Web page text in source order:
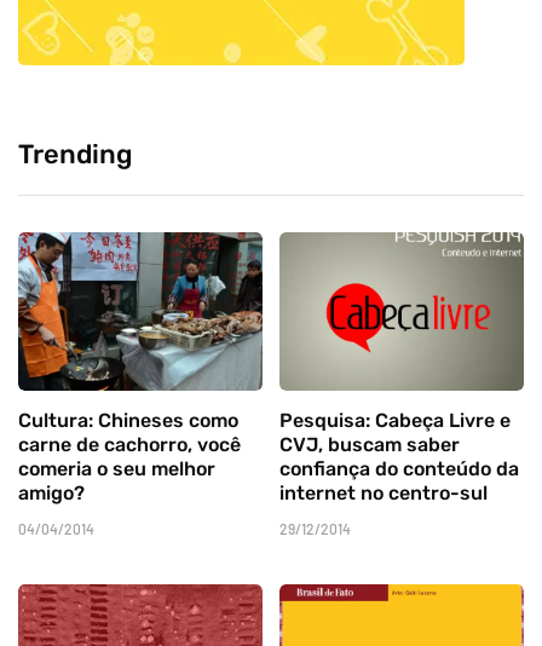
Trending
Cultura: Chineses como
carne de cachorro, você
comeria o seu melhor
amigo?
04/04/2014
Pesquisa: Cabeça Livre e
CVJ, buscam saber
confiança do conteúdo da
internet no centro-sul
29/12/2014